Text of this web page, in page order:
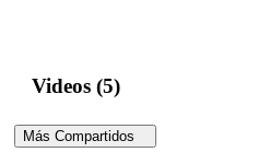
Videos (5)
Más Compartidos